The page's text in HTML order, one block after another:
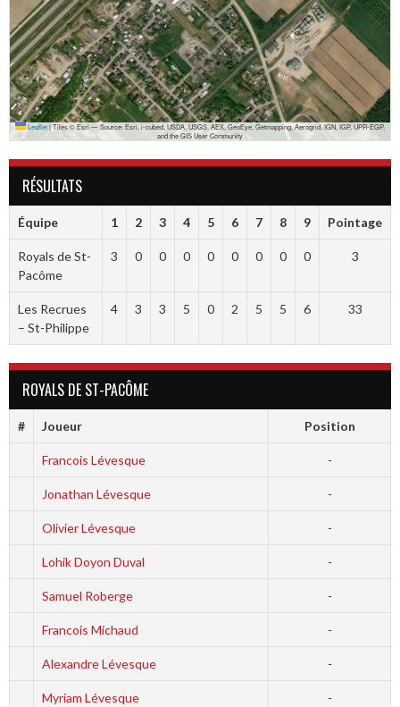
Leaflet|Tiles © Esri — Source: Esri, i-cubed, USDA, USGS, AEX, GeoEye, Getmapping, Aerogrid, IGN, IGP, UPR-EGP,
and the GIS User Community
RÉSULTATS
Équipe 1 2 3 4 5 6 7 8 9 Pointage
Royals de St-
Pacôme
3 0 0 0 0 0 0 0 0 3
Les Recrues
– St-Philippe
4 3 3 5 0 2 5 5 6 33
ROYALS DE ST-PACÔME
# Joueur Position
Francois Lévesque -
Jonathan Lévesque -
Olivier Lévesque -
Lohik Doyon Duval -
Samuel Roberge -
Francois Michaud -
Alexandre Lévesque -
Myriam Lévesque -